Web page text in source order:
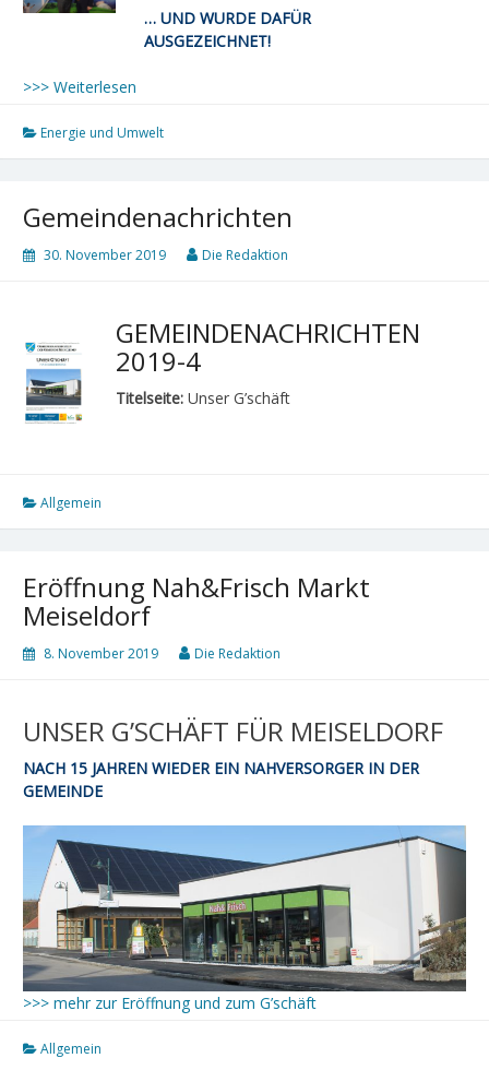
… UND WURDE DAFÜR
AUSGEZEICHNET!
>>> Weiterlesen
Energie und Umwelt
Gemeindenachrichten
30. November 2019 Die Redaktion
GEMEINDENACHRICHTEN
2019-4
Titelseite:Unser G’schäft
Allgemein
Eröffnung Nah&Frisch Markt
Meiseldorf
8. November 2019 Die Redaktion
UNSER G’SCHÄFT FÜR MEISELDORF
NACH 15 JAHREN WIEDER EIN NAHVERSORGER IN DER
GEMEINDE
>>> mehr zur Eröffnung und zum G’schäft
Allgemein